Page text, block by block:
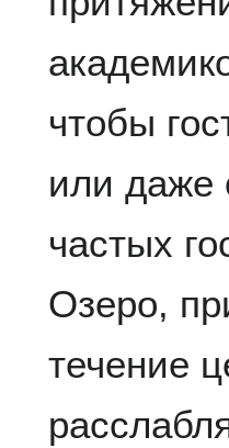
чтобы
или даже
частых
Озеро,
течение